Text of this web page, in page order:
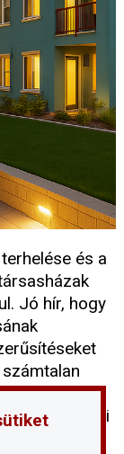
és a
Jó hír, hogy
a közös
csökkentheti